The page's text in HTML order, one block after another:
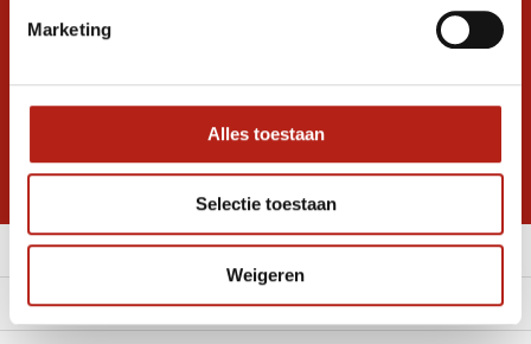
Marketing
Alles toestaan
Selectie toestaan
Weigeren
promoties
* Lees hier de wettelijke beperkingen
Meer informatie
Klantenservice